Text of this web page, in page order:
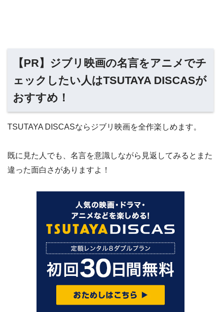
【PR】ジブリ映画の名言をアニメでチ
ェックしたい人はTSUTAYA DISCASが
おすすめ！
TSUTAYA DISCASならジブリ映画を全作楽しめます。
既に見た人でも、名言を意識しながら見返してみるとまた
違った面白さがありますよ！